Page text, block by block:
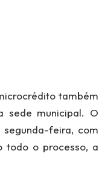
também
sede municipal. O
feira, com
todo o processo, a